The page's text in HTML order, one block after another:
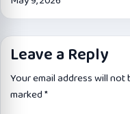
Leave a Reply
Your email address will not
marked*